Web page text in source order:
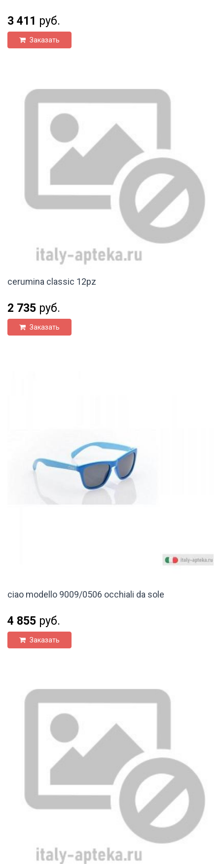
3 411 руб.
Заказать
cerumina classic 12pz
2 735 руб.
Заказать
ciao modello 9009/0506 occhiali da sole
4 855 руб.
Заказать